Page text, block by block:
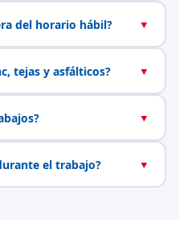
del horario hábil? ▼
tejas y asfálticos? ▼
▼
el trabajo? ▼